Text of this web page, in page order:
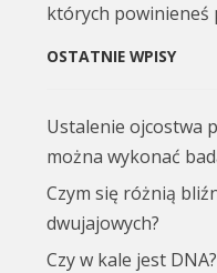
których powinieneś
OSTATNIE WPISY
Ustalenie ojcostwa
można wykonać
Czym się różnią
dwujajowych?
Czy w kale jest DNA?